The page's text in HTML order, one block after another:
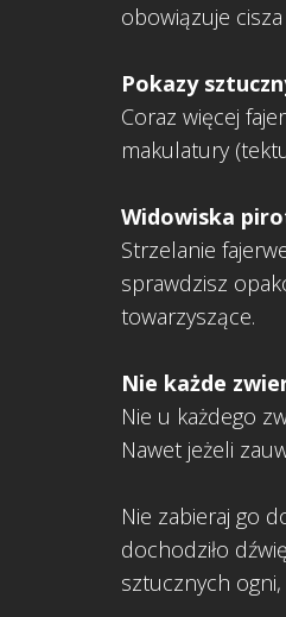
obowiązuje
Pokazy
Coraz więcej
makulatury
Widowiska
Strzelanie
sprawdzisz
towarzyszące.
Nie każde
Nie u każdego
Nawet jeżeli
Nie zabieraj go
dochodziło
sztucznych